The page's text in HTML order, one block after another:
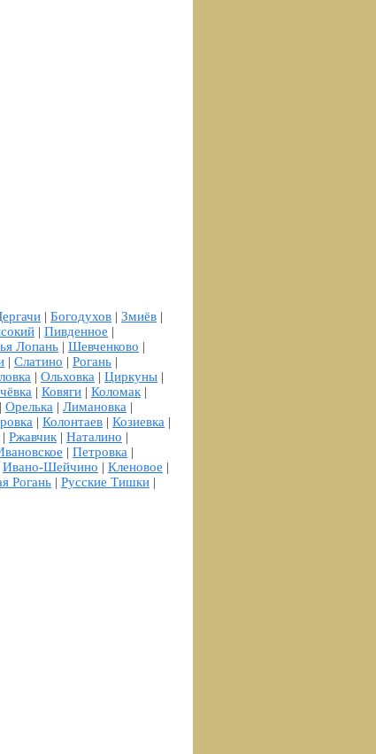
| Богодухов | Змиёв |
| Пивденное |
Лопань | Шевченково |
| Слатино | Рогань |
| Ольховка | Циркуны |
| Ковяги | Коломак|
| Орелька | Лимановка |
| Колонтаев | Козиевка |
| Ржавчик| Наталино |
| Петровка |
Ивано-Шейчино | Кленовое |
Рогань | Русские Тишки |